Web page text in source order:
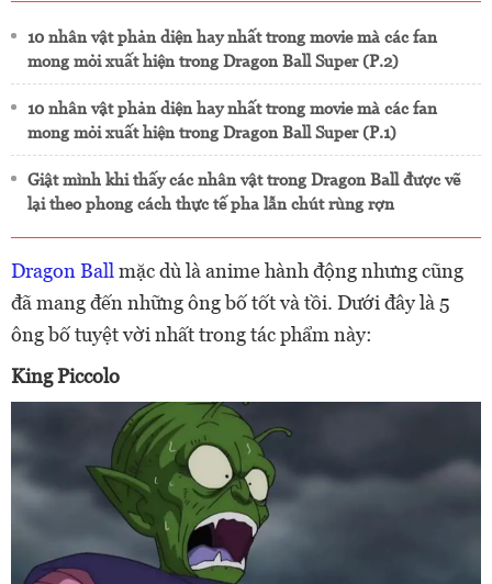
10 nhân vật phản diện hay nhất trong movie mà các fan
mong mỏi xuất hiện trong Dragon Ball Super (P.2)
10 nhân vật phản diện hay nhất trong movie mà các fan
mong mỏi xuất hiện trong Dragon Ball Super (P.1)
Giật mình khi thấy các nhân vật trong Dragon Ball được vẽ
lại theo phong cách thực tế pha lẫn chút rùng rợn
Dragon Ball mặc dù là anime hành động nhưng cũng
đã mang đến những ông bố tốt và tồi. Dưới đây là 5
ông bố tuyệt vời nhất trong tác phẩm này:
King Piccolo